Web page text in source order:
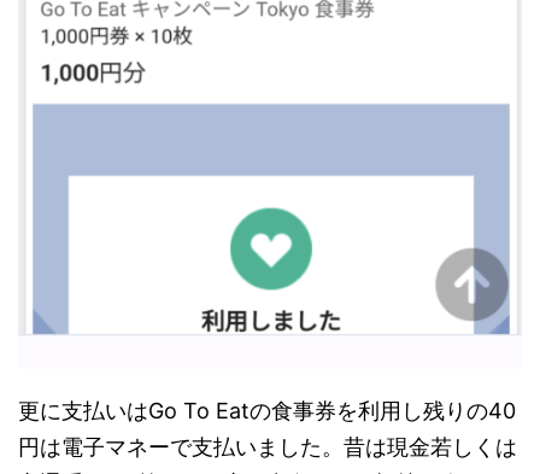
更に支払いはGo To Eatの食事券を利用し残りの40
円は電子マネーで支払いました。昔は現金若しくは